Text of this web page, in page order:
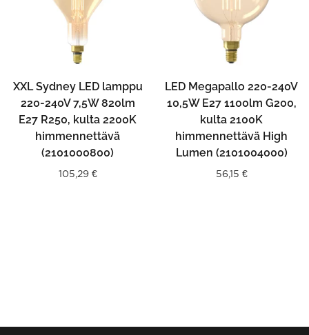
XXL Sydney LED lamppu
220-240V 7,5W 820lm
E27 R250, kulta 2200K
himmennettävä
(2101000800)
105,29 €
LED Megapallo 220-240V
10,5W E27 1100lm G200,
kulta 2100K
himmennettävä High
Lumen (2101004000)
56,15 €